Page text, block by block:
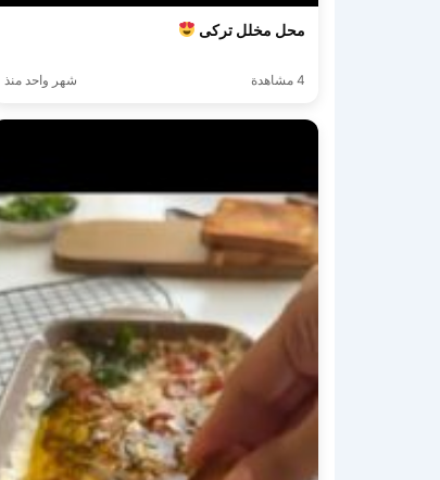
محل مخلل تركى
4 مشاهدة شهر واحد منذ